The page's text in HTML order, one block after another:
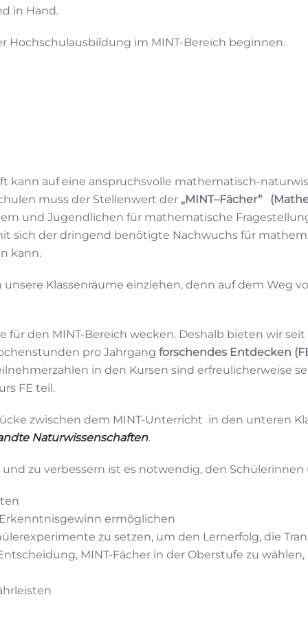
in Hand.
Hochschulausbildung im MINT-Bereich beginnen.
kann auf eine anspruchsvolle mathematisch-
muss der Stellenwert der „MINT–Fächer“
und Jugendlichen für mathematische
sich der dringend benötigte Nachwuchs für
kann.
Klassenräume einziehen, denn auf dem Weg
den MINT-Bereich wecken. Deshalb bieten wir seit
pro Jahrgang forschendes Entdecken
in den Kursen sind erfreulicherweise
FE teil.
zwischen dem MINT-Unterricht in den unteren
Naturwissenschaften.
zu verbessern ist es notwendig, den Schülerinnen
ermöglichen
zu setzen, um den Lernerfolg, die
MINT-Fächer in der Oberstufe zu wählen,